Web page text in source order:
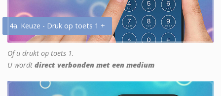
4a. Keuze - Druk op toets 1 +
Of u drukt op toets 1.
U wordt direct verbonden met een medium